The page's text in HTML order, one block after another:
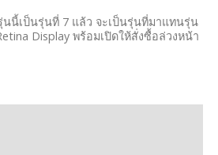
นนี้เป็นรุ่นที่ 7 แล้ว จะเป็นรุ่นที่มาแทนรุ่น
Display พร้อมเปิดให้สั่งซื้อล่วงหน้า